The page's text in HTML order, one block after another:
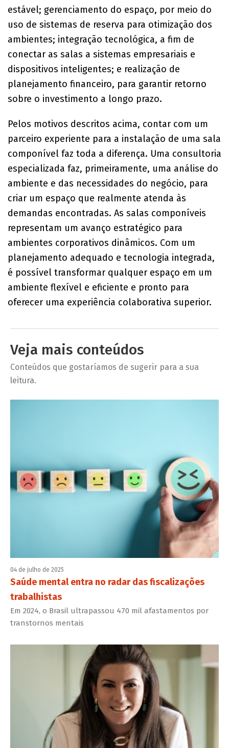
estável; gerenciamento do espaço, por meio do
uso de sistemas de reserva para otimização dos
ambientes; integração tecnológica, a fim de
conectar as salas a sistemas empresariais e
dispositivos inteligentes; e realização de
planejamento financeiro, para garantir retorno
sobre o investimento a longo prazo.
Pelos motivos descritos acima, contar com um
parceiro experiente para a instalação de uma sala
componível faz toda a diferença. Uma consultoria
especializada faz, primeiramente, uma análise do
ambiente e das necessidades do negócio, para
criar um espaço que realmente atenda às
demandas encontradas. As salas componíveis
representam um avanço estratégico para
ambientes corporativos dinâmicos. Com um
planejamento adequado e tecnologia integrada,
é possível transformar qualquer espaço em um
ambiente flexível e eficiente e pronto para
oferecer uma experiência colaborativa superior.
Veja mais conteúdos
Conteúdos que gostaríamos de sugerir para a sua
leitura.
04 de julho de 2025
Saúde mental entra no radar das fiscalizações
trabalhistas
Em 2024, o Brasil ultrapassou 470 mil afastamentos por
transtornos mentais